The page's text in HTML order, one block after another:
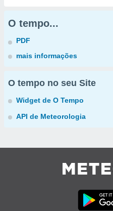
O tempo...
PDF
mais informações
O tempo no seu Site
Widget de O Tempo
API de Meteorologia